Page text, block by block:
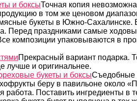
и боксыТочная копия
в том же ценовом
букеты в Южно-
Перед праздниками самые
композиции упаковываются в
Прекрасный вариант подарка.
лучше и оригинальнее.
букеты и боксыСъедобные
беру в павильоне около
Поставить ингредиенты в